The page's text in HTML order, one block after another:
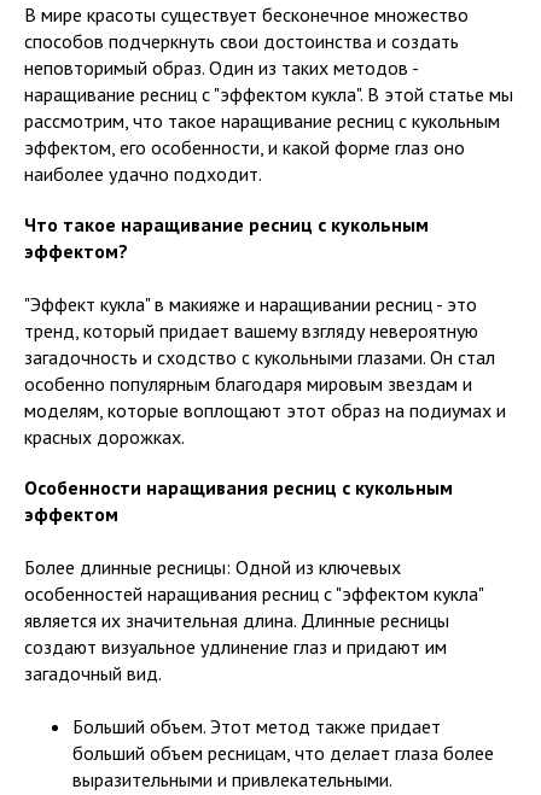
В мире красоты существует бесконечное множество
способов подчеркнуть свои достоинства и создать
неповторимый образ. Один из таких методов -
наращивание ресниц с "эффектом кукла". В этой статье мы
рассмотрим, что такое наращивание ресниц с кукольным
эффектом, его особенности, и какой форме глаз оно
наиболее удачно подходит.
Что такое наращивание ресниц с кукольным
эффектом?
"Эффект кукла" в макияже и наращивании ресниц - это
тренд, который придает вашему взгляду невероятную
загадочность и сходство с кукольными глазами. Он стал
особенно популярным благодаря мировым звездам и
моделям, которые воплощают этот образ на подиумах и
красных дорожках.
Особенности наращивания ресниц с кукольным
эффектом
Более длинные ресницы: Одной из ключевых
особенностей наращивания ресниц с "эффектом кукла"
является их значительная длина. Длинные ресницы
создают визуальное удлинение глаз и придают им
загадочный вид.
Больший объем. Этот метод также придает
больший объем ресницам, что делает глаза более
выразительными и привлекательными.